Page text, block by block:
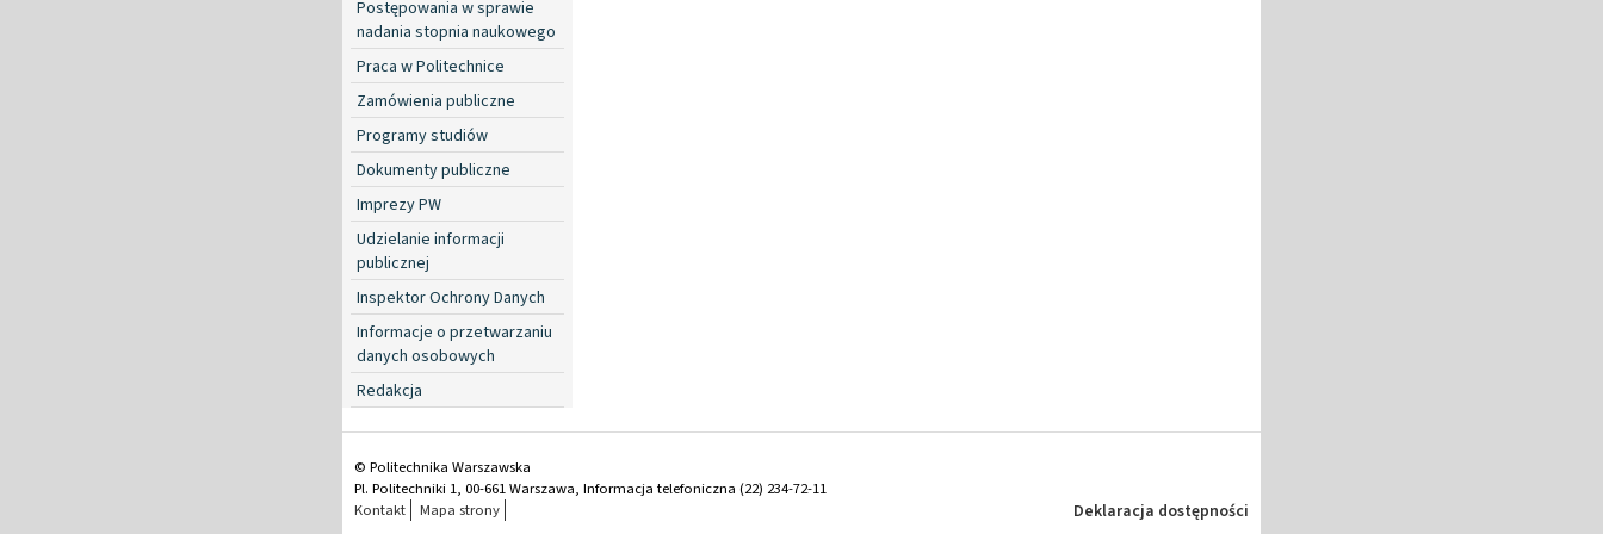
Postępowania w sprawie
nadania stopnia naukowego
Praca w Politechnice
Zamówienia publiczne
Programy studiów
Dokumenty publiczne
Imprezy PW
Udzielanie informacji
publicznej
Inspektor Ochrony Danych
Informacje o przetwarzaniu
danych osobowych
Redakcja
© Politechnika Warszawska
Pl. Politechniki 1, 00-661 Warszawa, Informacja telefoniczna (22) 234-72-11
Kontakt
Mapa strony Deklaracja dostępności